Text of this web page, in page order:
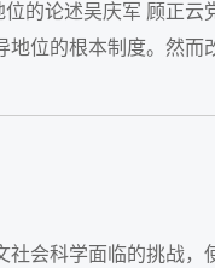
的论述吴庆军 顾正
位的根本制度。然
会科学面临的挑战